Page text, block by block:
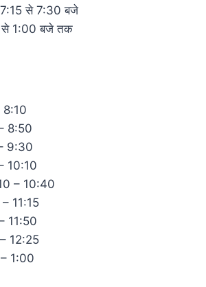
7:15 से 7:30 बजे
1:00 बजे तक
8:10
8:50
9:30
10:10
– 10:40
11:15
11:50
12:25
1:00